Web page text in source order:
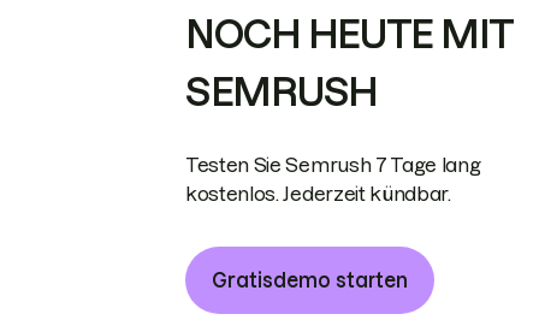
NOCH HEUTE MIT
SEMRUSH
Testen Sie Semrush 7 Tage lang
kostenlos. Jederzeit kündbar.
Gratisdemo starten